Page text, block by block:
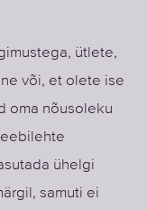
ütlete,
või, et olete ise
oma nõusoleku
ühelgi
samuti ei